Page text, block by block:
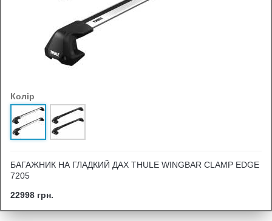
Колір
БАГАЖНИК НА ГЛАДКИЙ ДАХ THULE WINGBAR CLAMP EDGE
7205
22998 грн.